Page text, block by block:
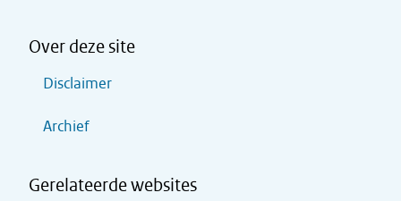
Over deze site
Disclaimer
Archief
Gerelateerde websites